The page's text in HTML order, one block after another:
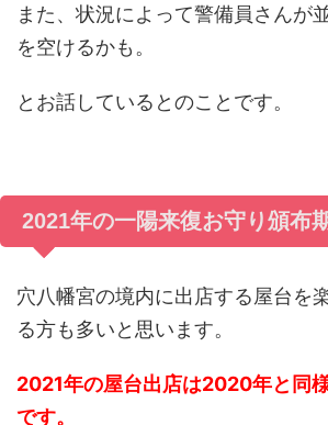
また、状況によって警備員さんが
を空けるかも。
とお話しているとのことです。
2021年の一陽来復お守り頒布
穴八幡宮の境内に出店する屋台を
る方も多いと思います。
2021年の屋台出店は2020年と同
です。